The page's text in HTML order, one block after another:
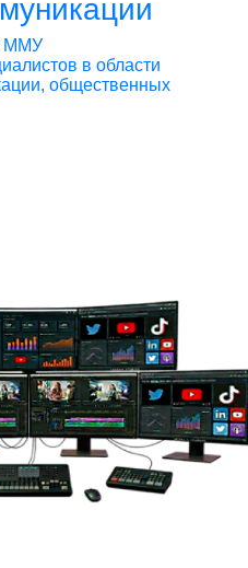
ММУ
в области
общественных